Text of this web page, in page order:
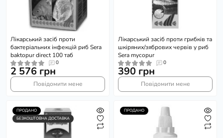
Лікарський засіб проти
бактеріальних інфекцій риб Sera
baktopur direct 100 таб
0
2 576 грн
Повідомити мене
Лікарський засіб проти грибків та
шкіряних/зябрових червів у риб
Sera mycopur
0
390 грн
Повідомити мене
ПРОДАНО
БЕЗКОШТОВНА ДОСТАВКА
ПРОДАНО